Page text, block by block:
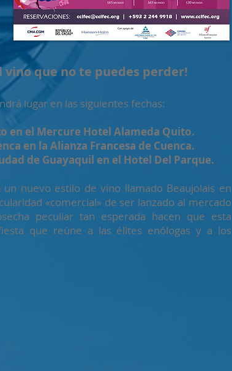
vino que no te puedes perder!
lugar en las siguientes fechas:
en el Mercure Hotel Alameda Quito.
en la Alianza Francesa de Cuenca.
de Guayaquil en el Hotel Del Parque.
nuevo estilo de vino llamado Beaujolais en
«comercial» de ser lanzado al mercado
peculiar tan esperada hacen que esta
que reúne a las élites enólogas y a los